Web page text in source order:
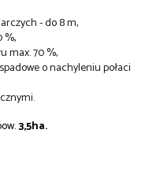
- do 8 m,
%,
max. 70 %,
o nachyleniu połaci
3,5ha.